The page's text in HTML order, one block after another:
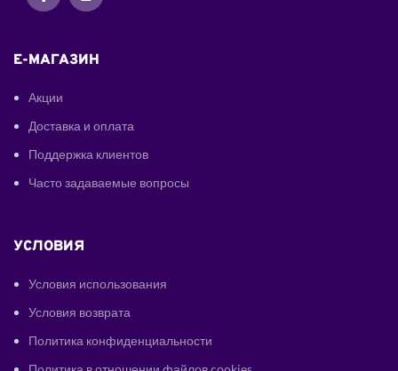
E-МАГАЗИН
Акции
Доставка и оплата
Поддержка клиентов
Часто задаваемые вопросы
УСЛОВИЯ
Условия использования
Условия возврата
Политика конфиденциальности